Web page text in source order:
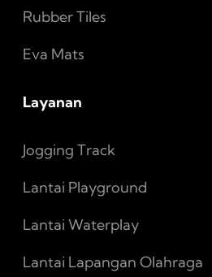
Rubber Tiles
Eva Mats
Layanan
Jogging Track
Lantai Playground
Lantai Waterplay
Lantai Lapangan Olahraga